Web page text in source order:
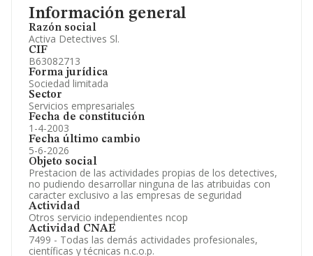
Información general
Razón social
Activa Detectives Sl.
CIF
B63082713
Forma jurídica
Sociedad limitada
Sector
Servicios empresariales
Fecha de constitución
1-4-2003
Fecha último cambio
5-6-2026
Objeto social
Prestacion de las actividades propias de los detectives,
no pudiendo desarrollar ninguna de las atribuidas con
caracter exclusivo a las empresas de seguridad
Actividad
Otros servicio independientes ncop
Actividad CNAE
7499 - Todas las demás actividades profesionales,
científicas y técnicas n.c.o.p.
Información oficial y registral complementaria.